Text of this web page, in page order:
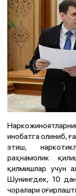
инобатга олиниб,
этиш,
раҳнамолик
қилмишлар учун
Шунингдек, 10
чоралари